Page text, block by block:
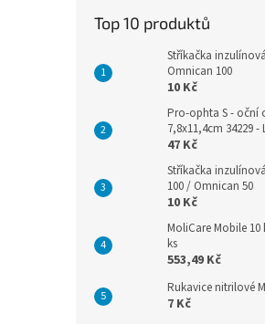
Top 10 produktů
Stříkačka
Omnican 100
10 Kč
Pro-ophta S - oční
7,8x11,4cm 34229 -
47 Kč
Stříkačka
100 / Omnican 50
10 Kč
MoliCare Mobile 10
ks
553,49 Kč
Rukavice nitrilové
7 Kč